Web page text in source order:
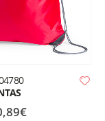
Mochila 76BO7158
Desde